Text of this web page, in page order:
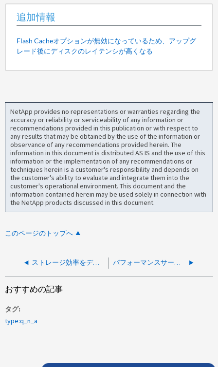
追加情報
Flash Cacheオプションが無効になっているため、アップグ
レード後にディスクのレイテンシが高くなる
NetApp provides no representations or warranties regarding the
accuracy or reliability or serviceability of any information or
recommendations provided in this publication or with respect to
any results that may be obtained by the use of the information or
observance of any recommendations provided herein. The
information in this document is distributed AS IS and the use of this
information or the implementation of any recommendations or
techniques herein is a customer's responsibility and depends on
the customer's ability to evaluate and integrate them into the
customer's operational environment. This document and the
information contained herein may be used solely in connection with
the NetApp products discussed in this document.
このページのトップへ
ストレージ効率をデフォルトから効率的な原因CPU利用率に変更する予定はありますか？ パフォーマンスサービスレベルポリシーに定義されたワークロードのLUNレイテンシしきい値を超過
おすすめの記事
タグ
type:q_n_a